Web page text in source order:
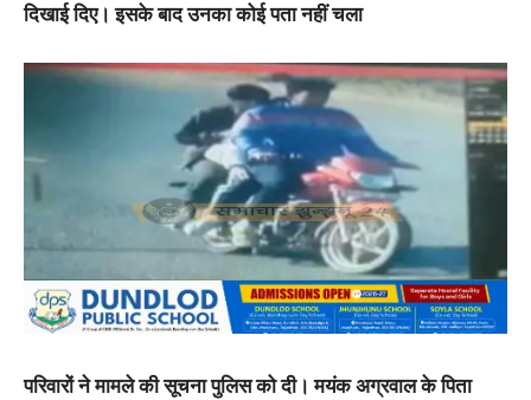
दिखाई दिए। इसके बाद उनका कोई पता नहीं चला
परिवारों ने मामले की सूचना पुलिस को दी। मयंक अग्रवाल के पिता